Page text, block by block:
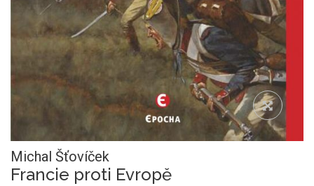
Michal Šťovíček
Francie proti Evropě